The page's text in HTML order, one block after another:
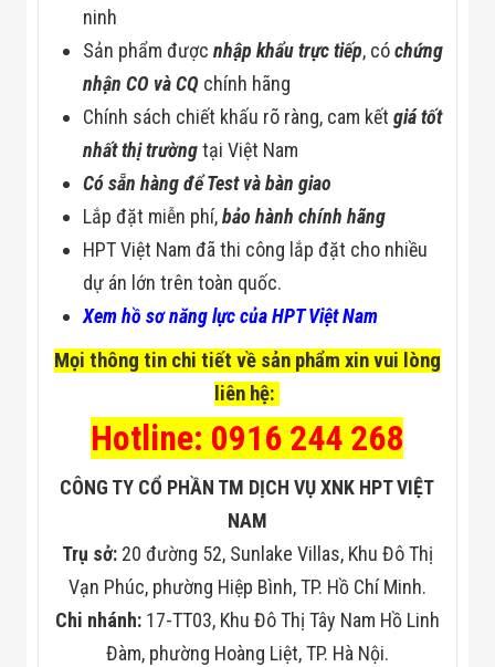
ninh
Sản phẩm đượcnhập khẩu trực tiếp, cóchứng
nhận CO và CQ chính hãng
Chính sách chiết khấu rõ ràng, cam kếtgiá tốt
nhất thị trườngtại Việt Nam
Có sẵn hàng để Test và bàn giao
Lắp đặt miễn phí,bảo hành chính hãng
HPT Việt Nam đã thi công lắp đặt cho nhiều
dự án lớn trên toàn quốc.
Xem hồ sơ năng lực của HPT Việt Nam
Mọi thông tin chi tiết về sản phẩm xin vui lòng
liên hệ:
Hotline: 0916 244 268
CÔNG TY CỔ PHẦN TM DỊCH VỤ XNK HPT VIỆT
NAM
Trụ sở: 20 đường 52, Sunlake Villas, Khu Đô Thị
Vạn Phúc, phường Hiệp Bình, TP. Hồ Chí Minh.
Chi nhánh:17-TT03, Khu Đô Thị Tây Nam Hồ Linh
Đàm, phường Hoàng Liệt, TP. Hà Nội.